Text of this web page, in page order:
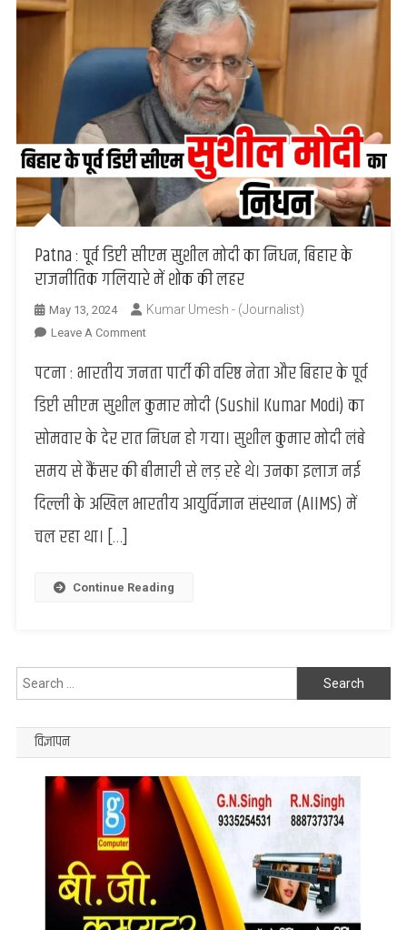
Patna : पूर्व डिप्टी सीएम सुशील मोदी का निधन, बिहार के
राजनीतिक गलियारे में शोक की लहर
May 13, 2024 Kumar Umesh - (Journalist)
Leave A CommentOn
:
डिप्टी
सीएम
सुशील
मोदी
का
राजनीतिक
की
पटना : भारतीय जनता पार्टी की वरिष्ठ नेता और बिहार के पूर्व
डिप्टी सीएम सुशील कुमार मोदी (Sushil Kumar Modi) का
सोमवार के देर रात निधन हो गया। सुशील कुमार मोदी लंबे
समय से कैंसर की बीमारी से लड़ रहे थे। उनका इलाज नई
दिल्ली के अखिल भारतीय आयुर्विज्ञान संस्थान (AIIMS) में
चल रहा था। […]
Continue Reading
Search
for:
विज्ञापन